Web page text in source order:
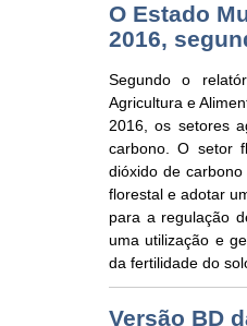
O Estado
2016,
Segundo o
Agricultura e
2016, os setores
carbono. O setor
dióxido de
florestal e adotar
para a regulação
uma utilização e
da fertilidade do
Versão BD